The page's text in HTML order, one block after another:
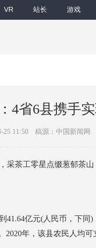
VR 站长 游戏
4省6县携手
25 11:50 稿源：中国新闻网
茶工零星点缀葱郁茶山
亿元(人民币，下同)
年，该县农民人均可